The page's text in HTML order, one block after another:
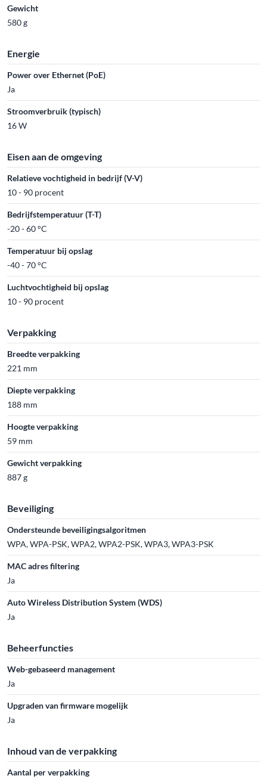
Gewicht
580 g
Energie
Power over Ethernet (PoE)
Ja
Stroomverbruik (typisch)
16 W
Eisen aan de omgeving
Relatieve vochtigheid in bedrijf (V-V)
10 - 90 procent
Bedrijfstemperatuur (T-T)
-20 - 60 °C
Temperatuur bij opslag
-40 - 70 °C
Luchtvochtigheid bij opslag
10 - 90 procent
Verpakking
Breedte verpakking
221 mm
Diepte verpakking
188 mm
Hoogte verpakking
59 mm
Gewicht verpakking
887 g
Beveiliging
Ondersteunde beveiligingsalgoritmen
WPA, WPA-PSK, WPA2, WPA2-PSK, WPA3, WPA3-PSK
MAC adres filtering
Ja
Auto Wireless Distribution System (WDS)
Ja
Beheerfuncties
Web-gebaseerd management
Ja
Upgraden van firmware mogelijk
Ja
Inhoud van de verpakking
Aantal per verpakking